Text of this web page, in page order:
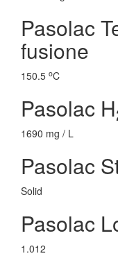
Pasolac
fusione
150.5 oC
Pasolac H
1690 mg / L
Pasolac
Solid
Pasolac
1.012